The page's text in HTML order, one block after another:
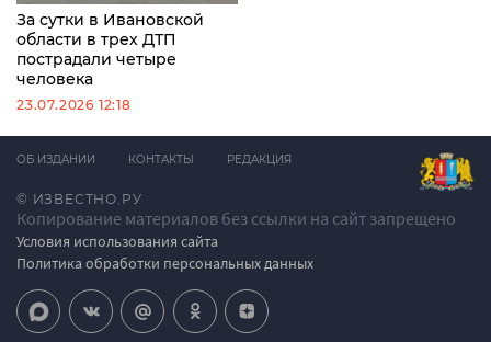
За сутки в Ивановской
области в трех ДТП
пострадали четыре
человека
23.07.2026 12:18
© ИЗВЕСТНО.РУ
Копирование материалов без ссылки на сайт запрещено
Условия использования сайта
Политика обработки персональных данных
ОБ ИЗДАНИИ КОНТАКТЫ РЕДАКЦИЯ